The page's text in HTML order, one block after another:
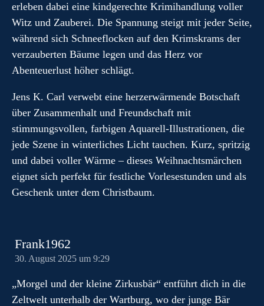
erleben dabei eine kindgerechte Krimihandlung voller
Witz und Zauberei. Die Spannung steigt mit jeder Seite,
während sich Schneeflocken auf den Krimskrams der
verzauberten Bäume legen und das Herz vor
Abenteuerlust höher schlägt.
Jens K. Carl verwebt eine herzerwärmende Botschaft
über Zusammenhalt und Freundschaft mit
stimmungsvollen, farbigen Aquarell-Illustrationen, die
jede Szene in winterliches Licht tauchen. Kurz, spritzig
und dabei voller Wärme – dieses Weihnachtsmärchen
eignet sich perfekt für festliche Vorlesestunden und als
Geschenk unter dem Christbaum.
Frank1962
30. August 2025 um 9:29
„Morgel und der kleine Zirkusbär“ entführt dich in die
Zeltwelt unterhalb der Wartburg, wo der junge Bär